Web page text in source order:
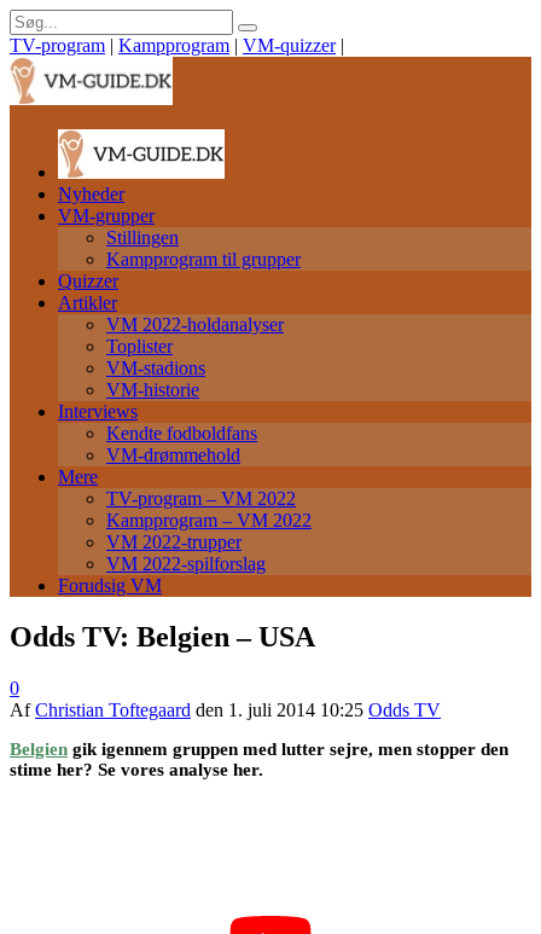
TV-program | Kampprogram | VM-quizzer |
Nyheder
VM-grupper
Stillingen
Kampprogram til grupper
Quizzer
Artikler
VM 2022-holdanalyser
Toplister
VM-stadions
VM-historie
Interviews
Kendte fodboldfans
VM-drømmehold
Mere
TV-program – VM 2022
Kampprogram – VM 2022
VM 2022-trupper
VM 2022-spilforslag
Forudsig VM
Odds TV: Belgien – USA
0
AfChristian Toftegaard den 1. juli 2014 10:25 Odds TV
Belgien gik igennem gruppen med lutter sejre, men stopper den
stime her? Se vores analyse her.